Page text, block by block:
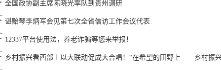
全国政协副主席陈晓光率队到贵州调研
谌贻琴李炳军会见第七次全省信访工作会议代表
12337平台使用法，养老诈骗等您来举报！
乡村振兴看西部︱以大联动促成大合唱！“在希望的田野上——乡村振